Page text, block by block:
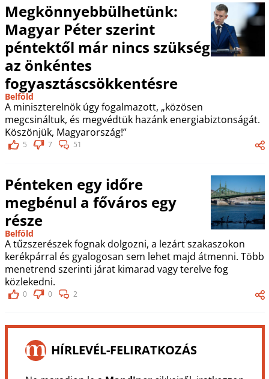
Megkönnyebbülhetünk:
Magyar Péter szerint
péntektől már nincs szükség
az önkéntes
fogyasztáscsökkentésre
Belföld
A miniszterelnök úgy fogalmazott, „közösen
megcsináltuk, és megvédtük hazánk energiabiztonságát.
Köszönjük, Magyarország!”
5 7 51
Pénteken egy időre
megbénul a főváros egy
része
Belföld
A tűzszerészek fognak dolgozni, a lezárt szakaszokon
kerékpárral és gyalogosan sem lehet majd átmenni. Több
menetrend szerinti járat kimarad vagy terelve fog
közlekedni.
0 0 2
HÍRLEVÉL-FELIRATKOZÁS